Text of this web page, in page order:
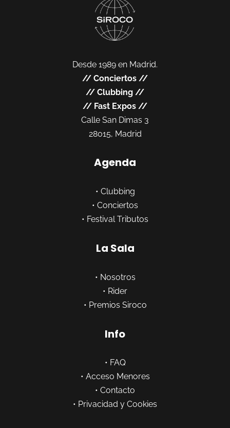
Desde 1989 en Madrid.
// Conciertos //
// Clubbing //
// Fast Expos //
Calle San Dimas 3
28015, Madrid
Agenda
• Clubbing
• Conciertos
• Festival Tributos
La Sala
• Nosotros
• Rider
• Premios Siroco
Info
• FAQ
• Acceso Menores
• Contacto
• Privacidad y Cookies